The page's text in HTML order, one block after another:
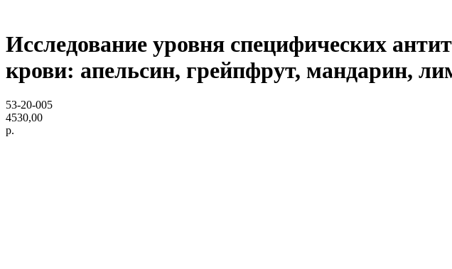
Исследование уровня специфических
крови: апельсин, грейпфрут, мандарин,
53-20-005
4530,00
р.